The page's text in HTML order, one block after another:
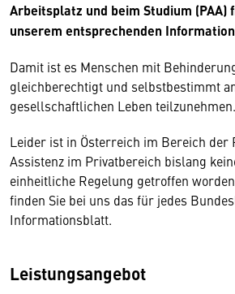
Arbeitsplatz und beim Studium (PAA)
unserem entsprechenden
Damit ist es Menschen mit
gleichberechtigt und selbstbestimmt
gesellschaftlichen Leben teilzunehmen.
Leider ist in Österreich im Bereich der
Assistenz im Privatbereich bislang
einheitliche Regelung getroffen
finden Sie bei uns das für jedes
Informationsblatt.
Leistungsangebot